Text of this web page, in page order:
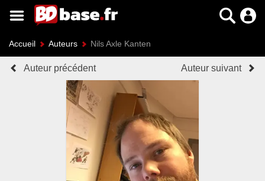
Accueil Auteurs Nils Axle Kanten
Auteur précédent Auteur suivant